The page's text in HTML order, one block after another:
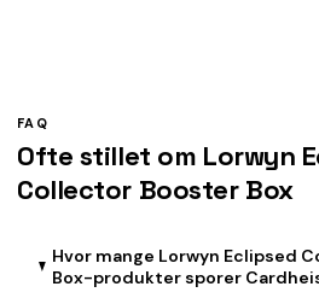
FAQ
Ofte stillet om Lorwyn
Collector Booster Box
Hvor mange Lorwyn Eclipsed
Box-produkter sporer